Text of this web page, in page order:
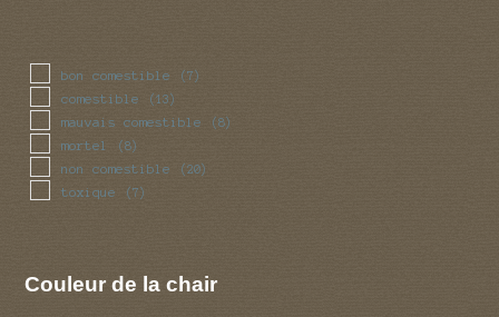
bon comestible (7)
comestible (13)
mauvais comestible (8)
mortel (8)
non comestible (20)
toxique (7)
Couleur de la chair